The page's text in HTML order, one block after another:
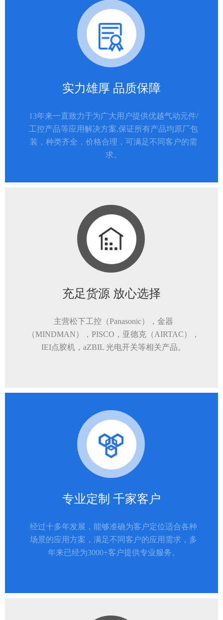
实力雄厚 品质保障
13年来一直致力于为广大用户提供优越气动元件/
工控产品等应用解决方案,保证所有产品均原厂包
装，种类齐全，价格合理，可满足不同客户的需
求。
充足货源 放心选择
主营松下工控（Panasonic），金器
（MINDMAN），PISCO，亚德克（AIRTAC），
IEI点胶机，aZBIL 光电开关等相关产品。
专业定制 千家客户
经过十多年发展，能够准确为客户定位适合各种
场景的应用方案，满足不同客户的应用需求，多
年来已经为3000+客户提供专业服务。